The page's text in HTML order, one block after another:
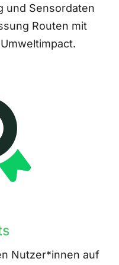
und Sensordaten
Routen mit
Nutzer*innen auf